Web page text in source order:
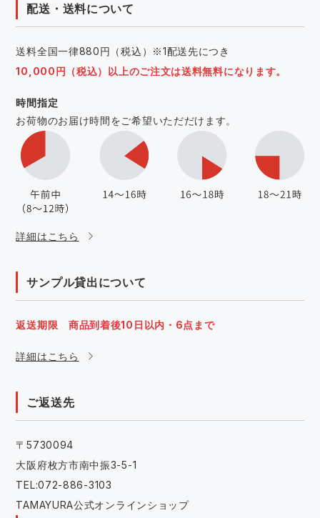
配送・送料について
送料全国一律880円（税込）※1配送先につき
10,000円（税込）以上のご注文は送料無料になります。
時間指定
お荷物のお届け時間をご希望いただだけます。
詳細はこちら
サンプル貸出について
返送期限 商品到着後10日以内・6点まで
詳細はこちら
ご返送先
〒5730094
大阪府枚方市南中振3-5-1
TEL:072-886-3103
TAMAYURA公式オンラインショップ